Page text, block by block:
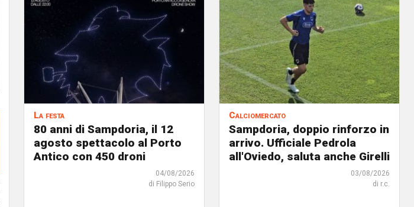
La festa
80 anni di Sampdoria, il 12
agosto spettacolo al Porto
Antico con 450 droni
04/08/2026
di Filippo Serio
Calciomercato
Sampdoria, doppio rinforzo in
arrivo. Ufficiale Pedrola
all'Oviedo, saluta anche Girelli
03/08/2026
di r.c.